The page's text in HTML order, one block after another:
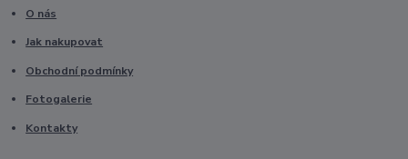
O nás
Jak nakupovat
Obchodní podmínky
Fotogalerie
Kontakty